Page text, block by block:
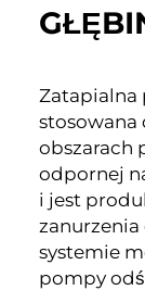
Zatapialna
stosowana
obszarach
odpornej
i jest
zanurzenia
systemie
pompy